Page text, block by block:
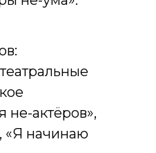
не-актёров»,
«Я начинаю